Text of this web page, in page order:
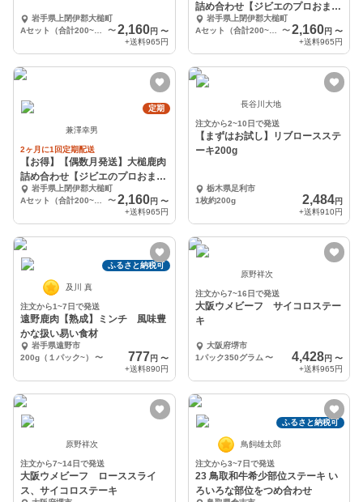
岩手県上閉伊郡大槌町
〜 2,160円 〜
+送料965円
詰め合わせ【ジビエのプロおまか
せ】2か月に1回
岩手県上閉伊郡大槌町
Aセット（合計200~400g程度）
〜2,160円 〜
+送料965円
定期
兼澤幸男
2ヶ月に1回定期配送
【お得】【偶数月発送】大槌鹿肉
詰め合わせ【ジビエのプロおまか
せ】2か月に1回
岩手県上閉伊郡大槌町
〜 2,160円 〜
+送料965円
長谷川大地
注文から2~10日で発送
【まずはお試し】リブロースステ
ーキ200g
栃木県足利市
1枚約200g
2,484円
+送料910円
ふるさと納税可
及川 真
注文から1~7日で発送
遠野鹿肉【熟成】ミンチ 風味豊
かな扱い易い食材
岩手県遠野市
200g（１パック~）
〜 777 円 〜
+送料890円
原野祥次
注文から7~16日で発送
大阪ウメビーフ サイコロステー
キ
大阪府堺市
1パック350グラム 〜 4,428円 〜
+送料965円
原野祥次
注文から7~14日で発送
大阪ウメビーフ ローススライ
ス、サイコロステーキ
ふるさと納税可
鳥飼雄太郎
注文から3~7日で発送
23 鳥取和牛希少部位ステーキ い
ろいろな部位をつめ合わせ